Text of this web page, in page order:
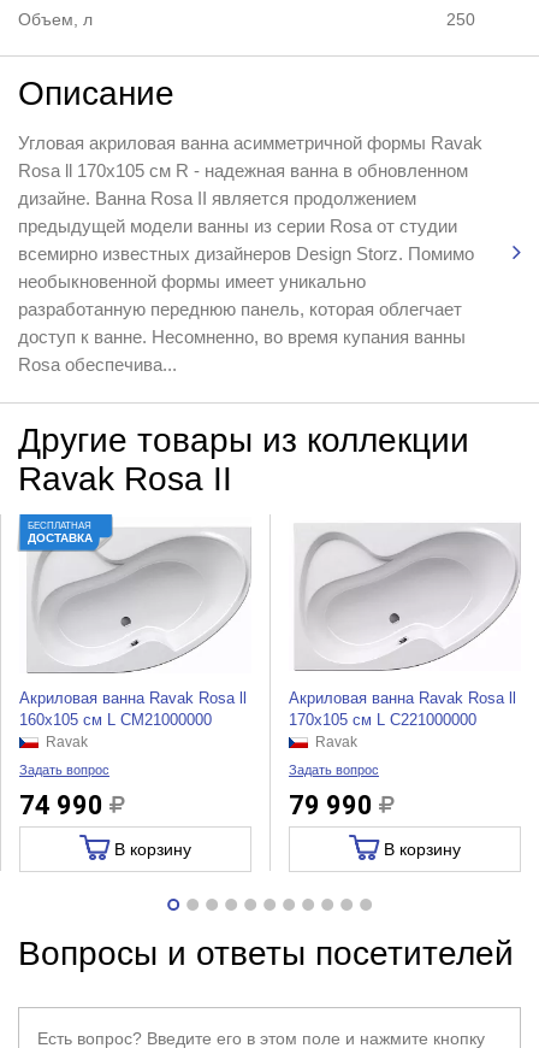
Объем, л 250
Описание
Угловая акриловая ванна асимметричной формы Ravak
Rosa ll 170x105 см R - надежная ванна в обновленном
дизайне. Ванна Rosa II является продолжением
предыдущей модели ванны из серии Rosa от студии
всемирно известных дизайнеров Design Storz. Помимо
необыкновенной формы имеет уникально
разработанную переднюю панель, которая облегчает
доступ к ванне. Несомненно, во время купания ванны
Rosa обеспечива...
Другие товары из коллекции
Ravak Rosa II
БЕСПЛАТНАЯ
ДОСТАВКА
Акриловая ванна Ravak Rosa ll
160x105 см L CM21000000
Ravak
Задать вопрос
74 990
В корзину
Акриловая ванна Ravak Rosa ll
170x105 см L C221000000
Ravak
Задать вопрос
79 990
В корзину
Вопросы и ответы посетителей